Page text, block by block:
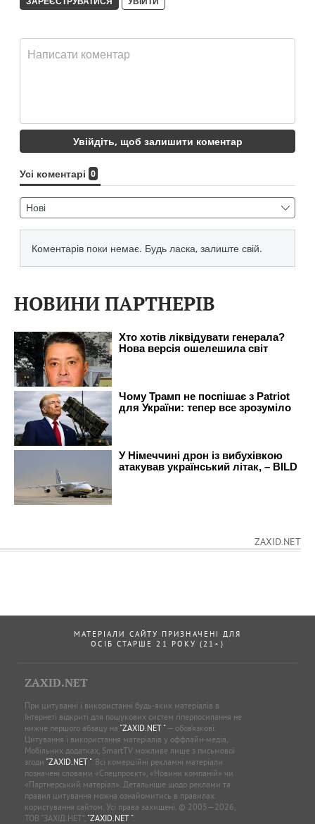
НОВИНИ ПАРТНЕРІВ
ZAXID.NET
МАТЕРІАЛИ САЙТУ ПРИЗНАЧЕНІ ДЛЯ
ОСІБ СТАРШЕ 21 РОКУ (21+)
ZAXID.NET
При цитуванні і використанні будь-яких матеріалів в
Інтернеті відкриті для пошукових систем гіперпосилання не
нижче першого абзацу на "ZAXID.NET "— обов’язкові.
Цитування і використання матеріалів у оффлайн-медіа,
Мобільних додатках, SmartTV можливе лише з письмової
згоди "ZAXID.NET ". Всі комерційні рекламні матеріали
позначені словами «Спецпроєкт», «Новини компаній» чи
«Партнерський матеріал». Детальніше щодо реклами та
правил цитування можна ознайомитись в правилах
користування сайтом. Усі права захищені. © 2005—2026,
ТОВ “ЗАХІД.НЕТ”, "ZAXID.NET ".